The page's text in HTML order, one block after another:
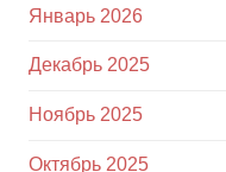
Январь 2026
Декабрь 2025
Ноябрь 2025
Октябрь 2025